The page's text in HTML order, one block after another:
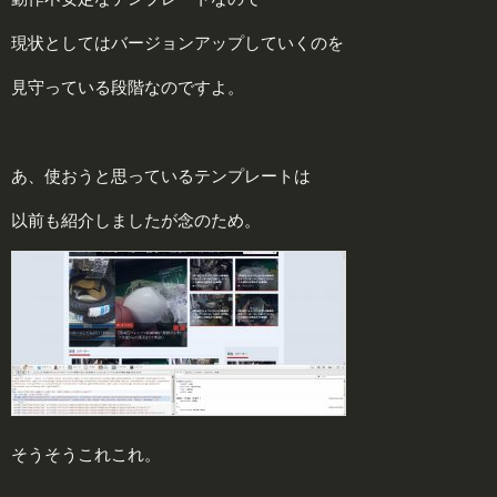
現状としてはバージョンアップしていくのを
見守っている段階なのですよ。
あ、使おうと思っているテンプレートは
以前も紹介しましたが念のため。
そうそうこれこれ。